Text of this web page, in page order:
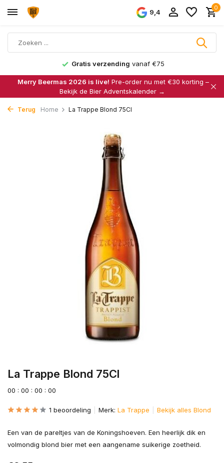
9,4
0
Gratis verzending vanaf €75
Merry Beermas 2026 is live! Pre-order nu met €30 korting –
Bekijk de Bier Adventskalender →
Terug Home La Trappe Blond 75Cl
La Trappe Blond 75Cl
00 : 00 : 00 : 00
1 beoordeling Merk: La Trappe Bekijk alles Blond
Een van de pareltjes van de Koningshoeven. Een heerlijk dik en
volmondig blond bier met een aangename suikerige zoetheid.